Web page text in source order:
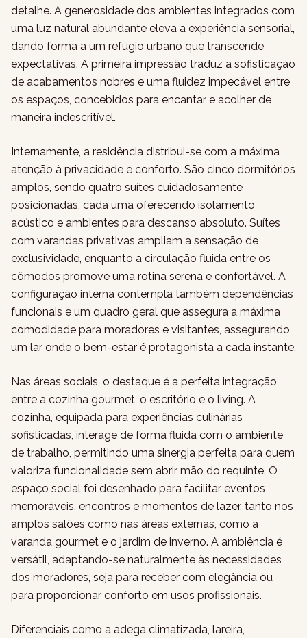
detalhe. A generosidade dos ambientes integrados com
uma luz natural abundante eleva a experiência sensorial,
dando forma a um refúgio urbano que transcende
expectativas. A primeira impressão traduz a sofisticação
de acabamentos nobres e uma fluidez impecável entre
os espaços, concebidos para encantar e acolher de
maneira indescritível.
Internamente, a residência distribui-se com a máxima
atenção à privacidade e conforto. São cinco dormitórios
amplos, sendo quatro suítes cuidadosamente
posicionadas, cada uma oferecendo isolamento
acústico e ambientes para descanso absoluto. Suítes
com varandas privativas ampliam a sensação de
exclusividade, enquanto a circulação fluida entre os
cômodos promove uma rotina serena e confortável. A
configuração interna contempla também dependências
funcionais e um quadro geral que assegura a máxima
comodidade para moradores e visitantes, assegurando
um lar onde o bem-estar é protagonista a cada instante.
Nas áreas sociais, o destaque é a perfeita integração
entre a cozinha gourmet, o escritório e o living. A
cozinha, equipada para experiências culinárias
sofisticadas, interage de forma fluida com o ambiente
de trabalho, permitindo uma sinergia perfeita para quem
valoriza funcionalidade sem abrir mão do requinte. O
espaço social foi desenhado para facilitar eventos
memoráveis, encontros e momentos de lazer, tanto nos
amplos salões como nas áreas externas, como a
varanda gourmet e o jardim de inverno. A ambiência é
versátil, adaptando-se naturalmente às necessidades
dos moradores, seja para receber com elegância ou
para proporcionar conforto em usos profissionais.
Diferenciais como a adega climatizada, lareira,